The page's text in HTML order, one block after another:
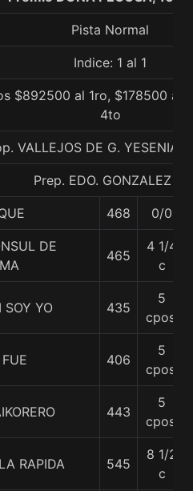
Pista Normal
Indice: 1 al 1
$892500 al 1ro, $178500 al
4to
VALLEJOS DE G. YESENIA
Prep. EDO. GONZALEZ S.
468 0/0
DE
465
4 1/4
c
SOY YO 435
5
cpos.
406
5
cpos.
443
5
cpos.
RAPIDA 545
8 1/2
c